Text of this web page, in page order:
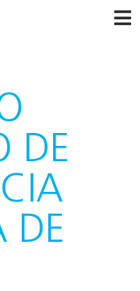
DE
DE